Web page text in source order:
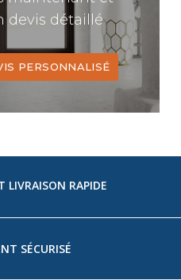
devis détaillé
PERSONNALISÉ
LIVRAISON RAPIDE
SÉCURISÉ